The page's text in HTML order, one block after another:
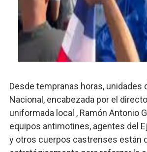
El PRM renueva su cúpula
Fellito Suberví inspecciona obras
Comedores Comunitarios de
PRM escogerá este domingo su
Desde tempranas horas, unidades
Nacional, encabezada por el
uniformada local , Ramón Antonio
equipos antimotines, agentes del
y otros cuerpos castrenses están